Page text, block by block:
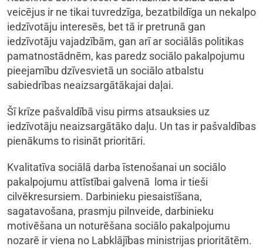
veicējus ir ne tikai tuvredzīga, bezatbildīga un nekalpo
iedzīvotāju interesēs, bet tā ir pretrunā gan
iedzīvotāju vajadzībām, gan arī ar sociālās politikas
pamatnostādnēm, kas paredz sociālo pakalpojumu
pieejamību dzīvesvietā un sociālo atbalstu
sabiedrības neaizsargātākajai daļai.
Šī krīze pašvaldībā visu pirms atsauksies uz
iedzīvotāju neaizsargātāko daļu. Un tas ir pašvaldības
pienākums to risināt prioritāri.
Kvalitatīva sociālā darba īstenošanai un sociālo
pakalpojumu attīstībai galvenā loma ir tieši
cilvēkresursiem. Darbinieku piesaistīšana,
sagatavošana, prasmju pilnveide, darbinieku
motivēšana un noturēšana sociālo pakalpojumu
nozarē ir viena no Labklājības ministrijas prioritātēm.